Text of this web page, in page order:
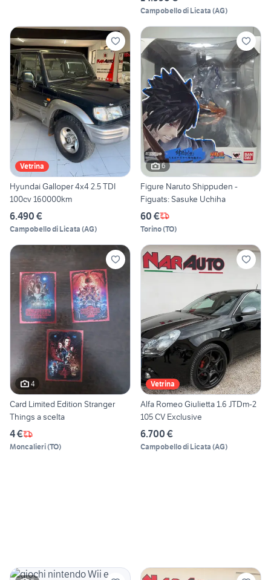
Campobello di Licata (AG)
Vetrina
Hyundai Galloper 4x4 2.5 TDI
100cv 160000km
6.490 €
Campobello di Licata (AG)
6
Figure Naruto Shippuden -
Figuats: Sasuke Uchiha
60 €
Torino(TO)
4
Card Limited Edition Stranger
Things a scelta
4 €
Moncalieri(TO)
Vetrina
Alfa Romeo Giulietta 1.6 JTDm-2
105 CV Exclusive
6.700 €
Campobello di Licata (AG)